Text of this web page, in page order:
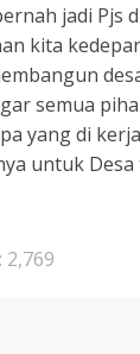
jadi Pjs
kita
semua
yang di
untuk Desa
2,769